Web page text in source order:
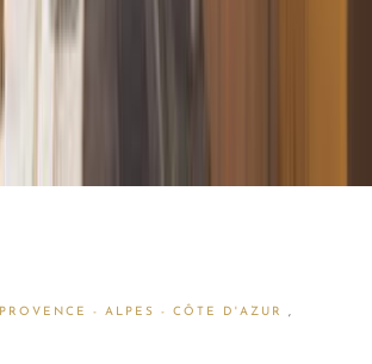
PROVENCE - ALPES - CÔTE D'AZUR ,